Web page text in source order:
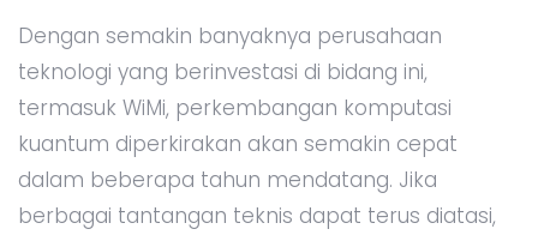
Dengan semakin banyaknya perusahaan
teknologi yang berinvestasi di bidang ini,
termasuk WiMi, perkembangan komputasi
kuantum diperkirakan akan semakin cepat
dalam beberapa tahun mendatang. Jika
berbagai tantangan teknis dapat terus diatasi,